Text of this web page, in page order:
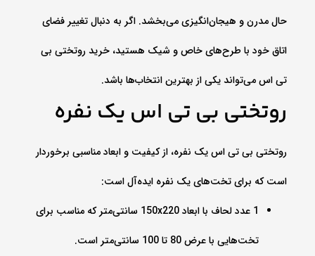
حال مدرن و هیجان‌انگیزی می‌بخشد. اگر به دنبال تغییر فضای
اتاق خود با طرح‌های خاص و شیک هستید، خرید روتختی بی
تی اس می‌تواند یکی از بهترین انتخاب‌ها باشد.
روتختی بی تی اس یک نفره
روتختی بی تی اس یک نفره، از کیفیت و ابعاد مناسبی برخوردار
است که برای تخت‌های یک نفره ایده‌آل است:
1 عدد لحاف با ابعاد 150x220 سانتی‌متر که مناسب برای
تخت‌هایی با عرض 80 تا 100 سانتی‌متر است.